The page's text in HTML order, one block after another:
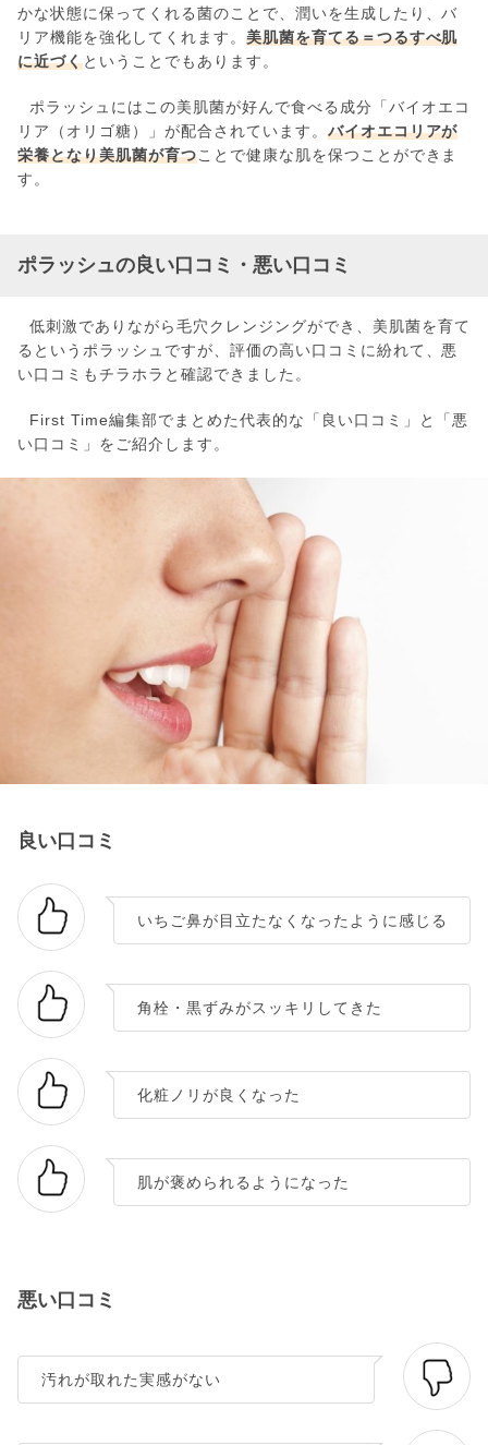
かな状態に保ってくれる菌のことで、潤いを生成したり、バ
リア機能を強化してくれます。 美肌菌を育てる＝つるすべ肌
に近づくということでもあります。
ポラッシュにはこの美肌菌が好んで食べる成分「バイオエコ
リア（オリゴ糖）」が配合されています。 バイオエコリアが
栄養となり美肌菌が育つことで健康な肌を保つことができま
す。
ポラッシュの良い口コミ・悪い口コミ
低刺激でありながら毛穴クレンジングができ、美肌菌を育て
るというポラッシュですが、評価の高い口コミに紛れて、悪
い口コミもチラホラと確認できました。
First Time編集部でまとめた代表的な「良い口コミ」と「悪
い口コミ」をご紹介します。
良い口コミ
いちご鼻が目立たなくなったように感じる
角栓・黒ずみがスッキリしてきた
化粧ノリが良くなった
肌が褒められるようになった
悪い口コミ
汚れが取れた実感がない